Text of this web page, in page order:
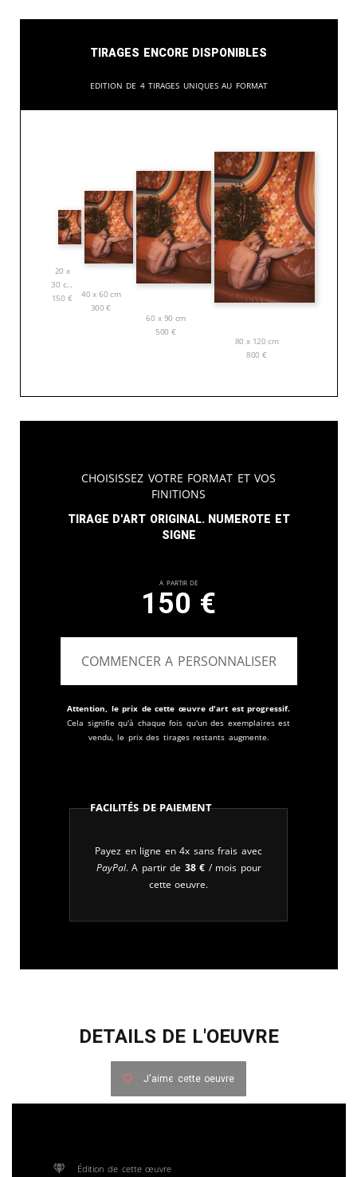
Tirages encore disponibles
Edition de 4 tirages uniques au format
20 x
30 cm
150 €
40 x 60 cm
300€
60 x 90 cm
500 €
80 x 120 cm
800 €
Choisissez votre format et vos
finitions
Tirage d'art original. Numerote et
signe
A partir de
150 €
COMMENCER A PERSONNALISER
Attention, le prix de cette œuvre d'art est progressif.
Cela signifie qu'à chaque fois qu'un des exemplaires est
vendu, le prix des tirages restants augmente.
Facilités de paiement
Payez en ligne en 4x sans frais avec
PayPal. A partir de 38 € / mois pour
cette oeuvre.
DETAILS DE L'OEUVRE
J'aime cette oeuvre
Édition de cette œuvre